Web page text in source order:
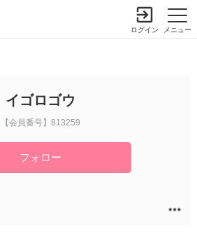
メニュー
ログイン
イゴロゴウ
【会員番号】813259
フォロー